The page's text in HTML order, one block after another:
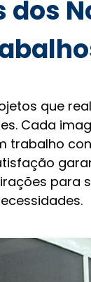
dos
que
Cada
trabalho
para